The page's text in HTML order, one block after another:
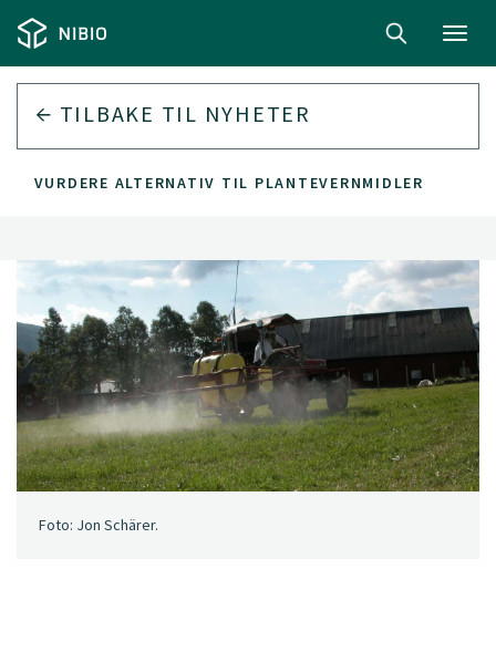
TILBAKE TIL NYHETER
VURDERE ALTERNATIV TIL PLANTEVERNMIDLER
Foto: Jon Schärer.